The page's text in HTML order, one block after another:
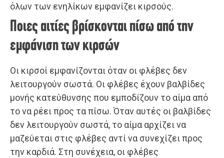
όλων των ενηλίκων εμφανίζει κιρσούς.
Ποιες αιτίες βρίσκονται πίσω από την
εμφάνιση των κιρσών
Οι κιρσοί εμφανίζονται όταν οι φλέβες δεν
λειτουργούν σωστά. Οι φλέβες έχουν βαλβίδες
μονής κατεύθυνσης που εμποδίζουν το αίμα από
το να ρέει προς τα πίσω. Όταν αυτές οι βαλβίδες
δεν λειτουργούν σωστά, το αίμα αρχίζει να
μαζεύεται στις φλέβες αντί να συνεχίζει προς
την καρδιά. Στη συνέχεια, οι φλέβες